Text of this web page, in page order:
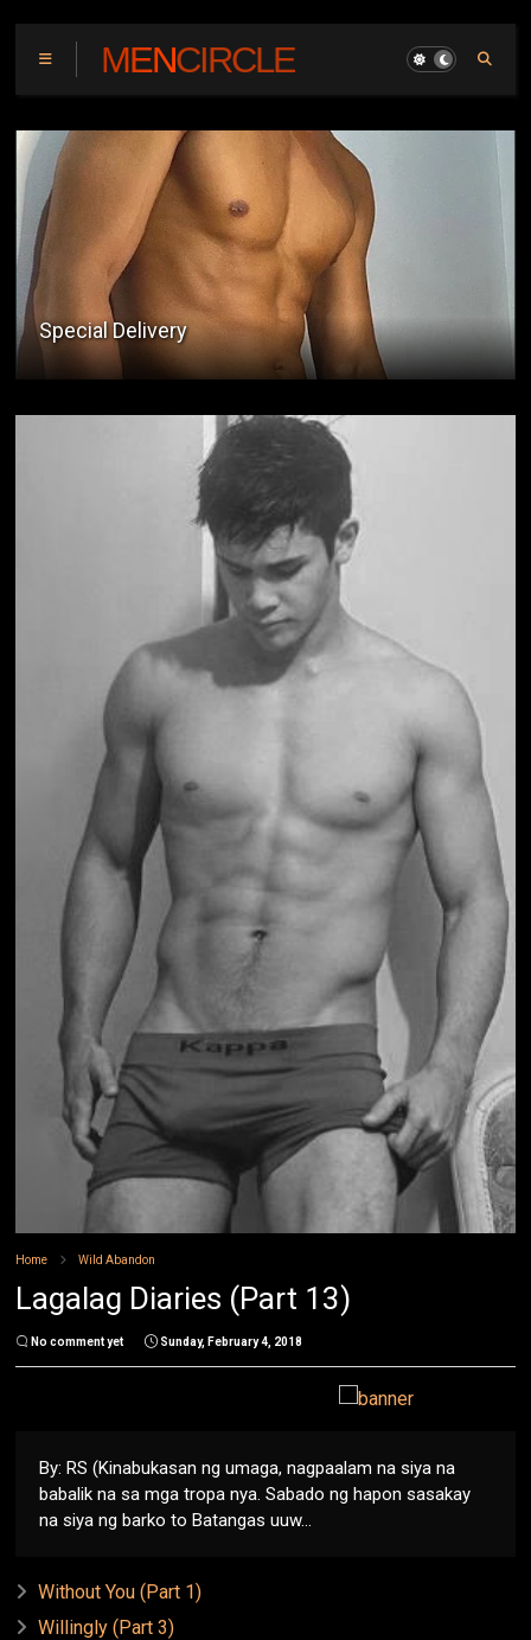
MENCIRCLE
Grade Five Bsp
Home Wild Abandon
Lagalag Diaries (Part 13)
No comment yet Sunday, February 4, 2018
By: RS (Kinabukasan ng umaga, nagpaalam na siya na
babalik na sa mga tropa nya. Sabado ng hapon sasakay
na siya ng barko to Batangas uuw...
Without You (Part 1)
Willingly (Part 3)